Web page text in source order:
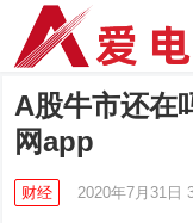
A股牛市还在
网app
财经 2020年7月31日